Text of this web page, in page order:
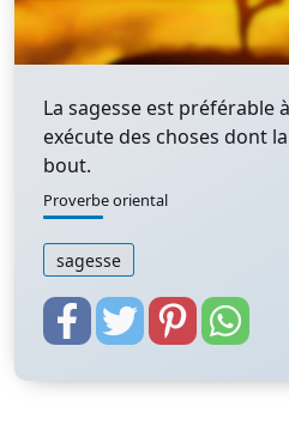
La sagesse est préférable
exécute des choses dont
bout.
Proverbe oriental
sagesse